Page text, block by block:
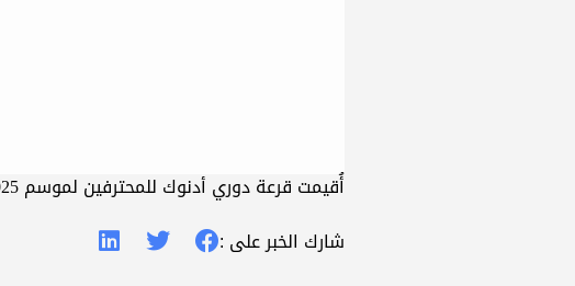
أُقيمت قرعة دوري أدنوك للمحترفين لموسم 2025-2026، وأسفرت عن مواجهة نادي كلباء لنظيره النصر في الجولة الأولى، على ستاد كلباء.
شارك الخبر على :